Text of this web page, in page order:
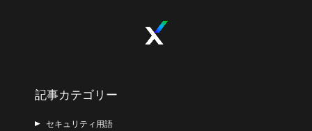
記事カテゴリー
セキュリティ用語